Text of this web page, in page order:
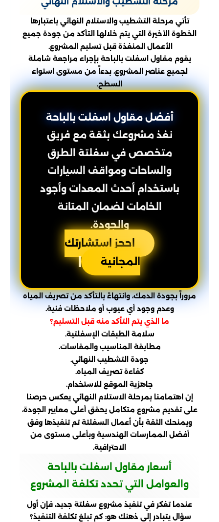
تأتي مرحلة التشطيب والاستلام النهائي باعتبارها
الخطوة الأخيرة التي يتم خلالها التأكد من جودة جميع
الأعمال المنفذة قبل تسليم المشروع.
يقوم مقاول اسفلت بالباحة بإجراء مراجعة شاملة
لجميع عناصر المشروع، بدءاً من مستوى استواء
السطح.
أفضل مقاول اسفلت بالباحة
نفذ مشروعك بثقة مع فريق
متخصص في سفلتة الطرق
والساحات ومواقف السيارات
باستخدام أحدث المعدات وأجود
الخامات لضمان المتانة
والجودة.
احجز استشارتك
المجانية
مروراً بجودة الدمك، وانتهاءً بالتأكد من تصريف المياه
وعدم وجود أي عيوب أو ملاحظات فنية.
ما الذي يتم التأكد منه قبل التسليم؟
سلامة الطبقات الإسفلتية.
مطابقة المناسيب والمقاسات.
جودة التشطيب النهائي.
كفاءة تصريف المياه.
جاهزية الموقع للاستخدام.
إن اهتمامنا بمرحلة الاستلام النهائي يعكس حرصنا
على تقديم مشروع متكامل يحقق أعلى معايير الجودة،
ويمنحك الثقة بأن أعمال السفلتة تم تنفيذها وفق
أفضل الممارسات الهندسية وبأعلى مستوى من
الاحترافية.
أسعار مقاول اسفلت بالباحة
والعوامل التي تحدد تكلفة المشروع
عندما تفكر في تنفيذ مشروع سفلتة جديد، فإن أول
سؤال يتبادر إلى ذهنك هو: كم تبلغ تكلفة التنفيذ؟